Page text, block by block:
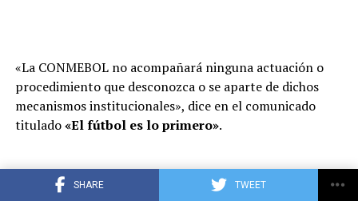
SHARE TWEET
«La CONMEBOL no acompañará ninguna actuación o
procedimiento que desconozca o se aparte de dichos
mecanismos institucionales», dice en el comunicado
titulado«El fútbol es lo primero».
ADVERTISEMENT